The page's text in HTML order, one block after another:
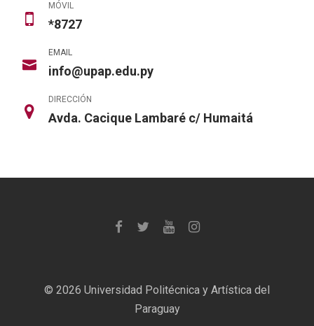
MÓVIL
*8727
EMAIL
info@upap.edu.py
DIRECCIÓN
Avda. Cacique Lambaré c/ Humaitá
© 2026 Universidad Politécnica y Artística del
Paraguay